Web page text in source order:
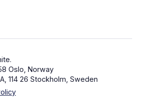
Oslo, Norway
114 26 Stockholm, Sweden